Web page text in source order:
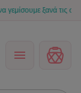
ξανά τις